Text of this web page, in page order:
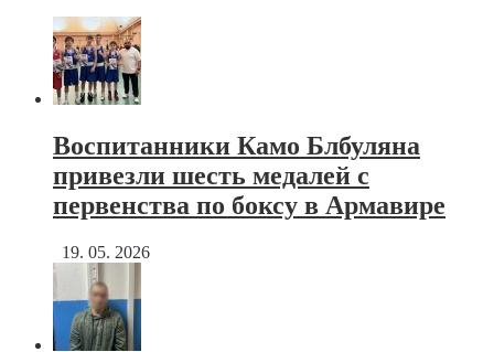
Воспитанники Камо Блбуляна
привезли шесть медалей с
первенства по боксу в Армавире
19. 05. 2026